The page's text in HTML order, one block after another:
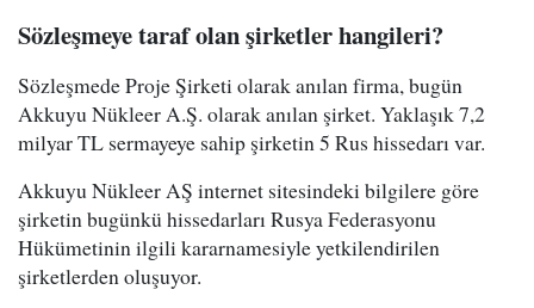
Sözleşmeye taraf olan şirketler hangileri?
Sözleşmede Proje Şirketi olarak anılan firma, bugün
Akkuyu Nükleer A.Ş. olarak anılan şirket. Yaklaşık 7,2
milyar TL sermayeye sahip şirketin 5 Rus hissedarı var.
Akkuyu Nükleer AŞ internet sitesindeki bilgilere göre
şirketin bugünkü hissedarları Rusya Federasyonu
Hükümetinin ilgili kararnamesiyle yetkilendirilen
şirketlerden oluşuyor.